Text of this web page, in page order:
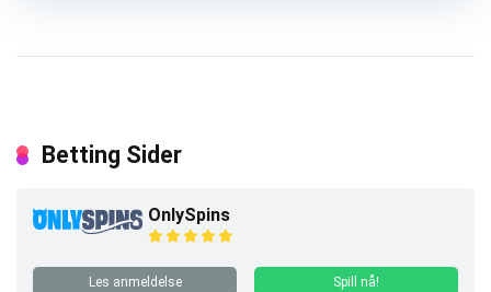
Betting Sider
OnlySpins
Les anmeldelse
Spill nå!